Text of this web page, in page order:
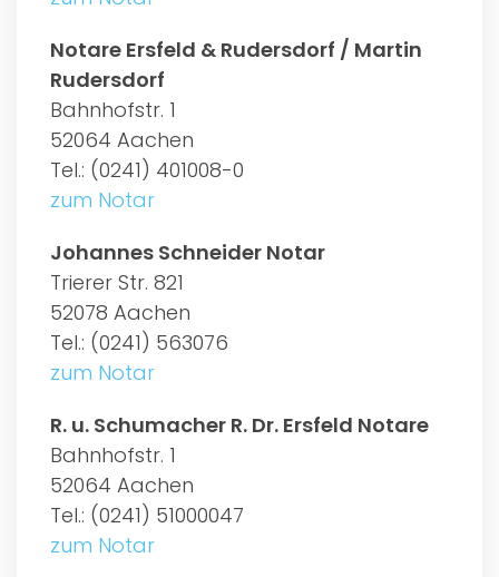
Notare Ersfeld & Rudersdorf / Martin
Rudersdorf
Bahnhofstr. 1
52064 Aachen
Tel.: (0241) 401008-0
zum Notar
Johannes Schneider Notar
Trierer Str. 821
52078 Aachen
Tel.: (0241) 563076
zum Notar
R. u. Schumacher R. Dr. Ersfeld Notare
Bahnhofstr. 1
52064 Aachen
Tel.: (0241) 51000047
zum Notar